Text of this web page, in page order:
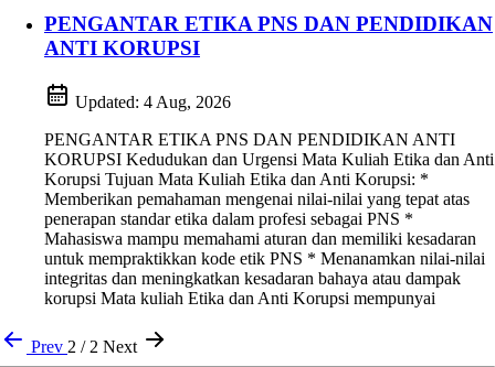
PENGANTAR ETIKA PNS DAN PENDIDIKAN
ANTI KORUPSI
Updated: 4 Aug, 2026
PENGANTAR ETIKA PNS DAN PENDIDIKAN ANTI
KORUPSI Kedudukan dan Urgensi Mata Kuliah Etika dan Anti
Korupsi Tujuan Mata Kuliah Etika dan Anti Korupsi: *
Memberikan pemahaman mengenai nilai-nilai yang tepat atas
penerapan standar etika dalam profesi sebagai PNS *
Mahasiswa mampu memahami aturan dan memiliki kesadaran
untuk mempraktikkan kode etik PNS * Menanamkan nilai-nilai
integritas dan meningkatkan kesadaran bahaya atau dampak
korupsi Mata kuliah Etika dan Anti Korupsi mempunyai
Prev 2 / 2 Next